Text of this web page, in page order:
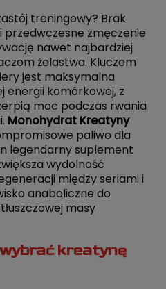
treningowy? Brak
zmęczenie
nawet najbardziej
żelastwa. Kluczem
jest maksymalna
energii komórkowej, z
moc podczas rwania
Monohydrat Kreatyny
paliwo dla
legendarny suplement
wydolność
między seriami i
anaboliczne do
masy
kreatynę